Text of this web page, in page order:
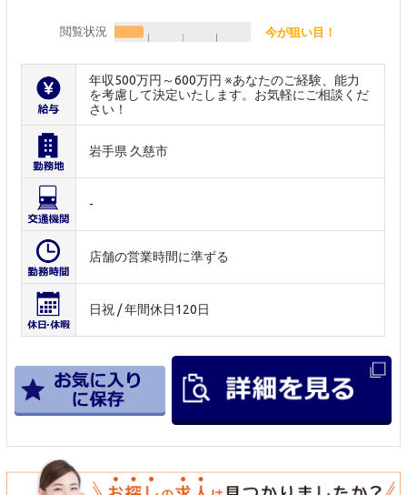
閲覧状況 今が狙い目！
年収500万円～600万円 ※あなたのご経験、能力
を考慮して決定いたします。お気軽にご相談くだ
さい！
岩手県 久慈市
-
店舗の営業時間に準ずる
日祝 / 年間休日120日